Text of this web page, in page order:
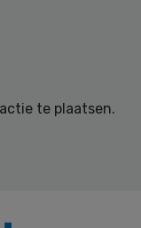
te plaatsen.